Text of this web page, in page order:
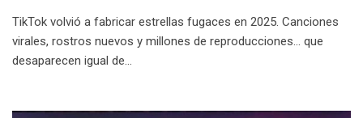
TikTok volvió a fabricar estrellas fugaces en 2025. Canciones
virales, rostros nuevos y millones de reproducciones… que
desaparecen igual de…